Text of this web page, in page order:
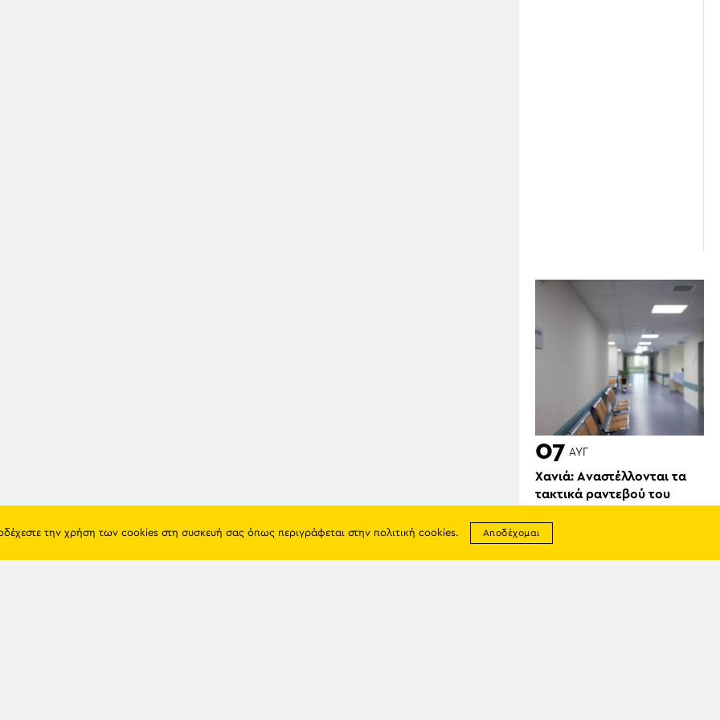
07 ΑΥΓ
Χανιά: Aναστέλλονται τα
τακτικά ραντεβού του
νοσοκομείου επειδή
κλάπηκε το μηχανάκι του
την χρήση των cookies στη συσκευή σας όπως περιγράφεται στην πολιτική cookies. Αποδέχομαι